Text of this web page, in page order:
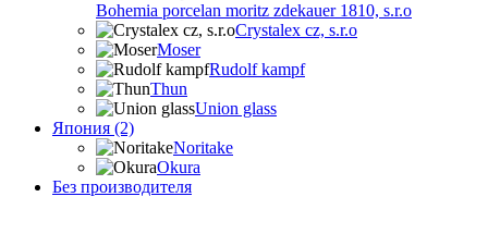
Bohemia porcelan moritz zdekauer 1810, s.r.o
Crystalex cz, s.r.o
Moser
Rudolf kampf
Thun
Union glass
Япония (2)
Noritake
Okura
Без производителя